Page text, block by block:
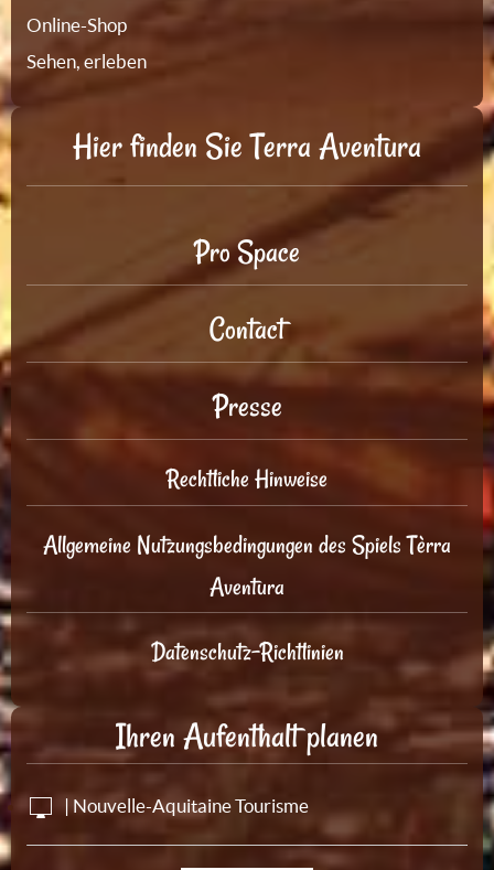
Online-Shop
Sehen, erleben
Hier finden Sie Terra Aventura
Pro Space
Contact
Presse
Rechtliche Hinweise
Allgemeine Nutzungsbedingungen des Spiels Tèrra
Aventura
Datenschutz-Richtlinien
Ihren Aufenthalt planen
| Nouvelle-Aquitaine Tourisme